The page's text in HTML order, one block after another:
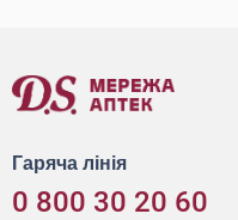
Гаряча лінія
0 800 30 20 60